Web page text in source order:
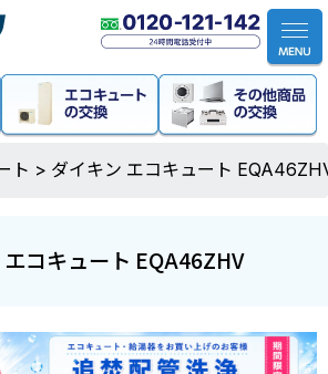
ト > ダイキン エコキュート
コキュート EQA46ZHV